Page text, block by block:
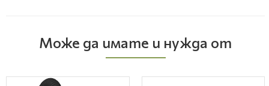
Може да имате и нужда от